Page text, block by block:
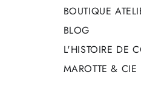
BOUTIQUE
BLOG
L'HISTOIRE DE
MAROTTE & CIE